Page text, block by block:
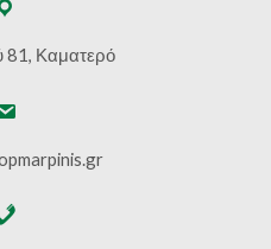
81, Καματερό